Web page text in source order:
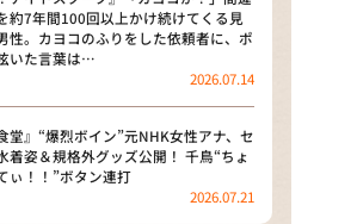
ＩＦＥ～夢のカタチ～
新婚さんいらっしゃい！
ツンと一軒家
キ山小屋本館
約7年間100回以上かけ続けてくる見
性。カヨコのふりをした依頼者に、ポ
いた言葉は…
2026.07.14
堂』“爆烈ボイン”元NHK女性アナ、セ
着姿＆規格外グッズ公開！ 千鳥“ちょ
ぃ！！”ボタン連打
2026.07.21